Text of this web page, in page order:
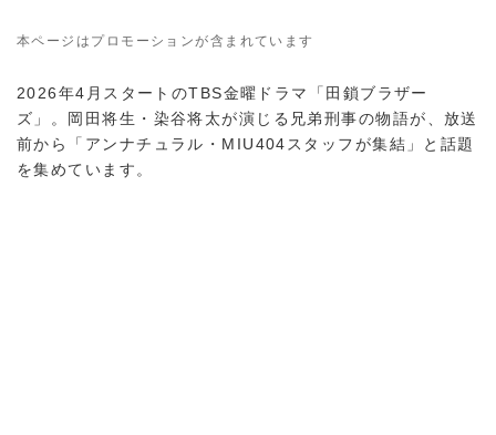
本ページはプロモーションが含まれています
2026年4月スタートのTBS金曜ドラマ「田鎖ブラザー
ズ」。岡田将生・染谷将太が演じる兄弟刑事の物語が、放送
前から「アンナチュラル・MIU404スタッフが集結」と話題
を集めています。